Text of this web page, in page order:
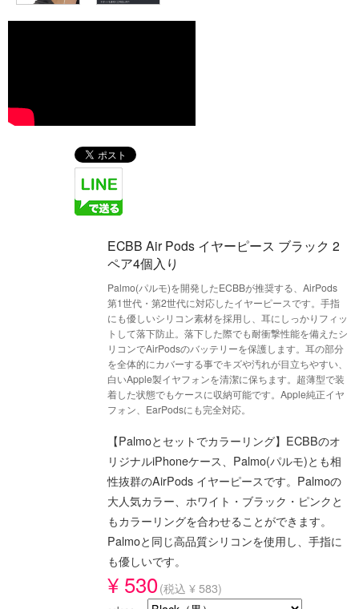
ECBB Air Pods イヤーピース ブラック 2
ペア4個入り
Palmo(パルモ)を開発したECBBが推奨する、AirPods
第1世代・第2世代に対応したイヤーピースです。手指
にも優しいシリコン素材を採用し、耳にしっかりフィッ
トして落下防止。落下した際でも耐衝撃性能を備えたシ
リコンでAirPodsのバッテリーを保護します。耳の部分
を全体的にカバーする事でキズや汚れが目立ちやすい、
白いApple製イヤフォンを清潔に保ちます。超薄型で装
着した状態でもケースに収納可能です。Apple純正イヤ
フォン、EarPodsにも完全対応。
【Palmoとセットでカラーリング】ECBBのオ
リジナルiPhoneケース、Palmo(パルモ)とも相
性抜群のAirPods イヤーピースです。Palmoの
大人気カラー、ホワイト・ブラック・ピンクと
もカラーリングを合わせることができます。
Palmoと同じ高品質シリコンを使用し、手指に
も優しいです。
¥ 530(税込 ¥ 583)